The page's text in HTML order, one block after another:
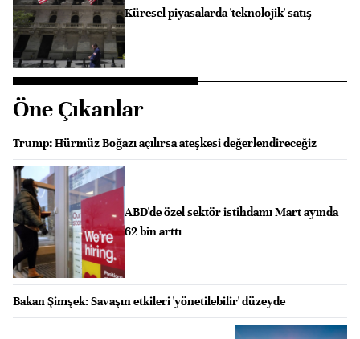
Küresel piyasalarda 'teknolojik' satış
Öne Çıkanlar
Trump: Hürmüz Boğazı açılırsa ateşkesi değerlendireceğiz
ABD'de özel sektör istihdamı Mart ayında
62 bin arttı
Bakan Şimşek: Savaşın etkileri 'yönetilebilir' düzeyde